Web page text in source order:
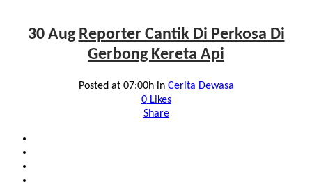
30 Aug Reporter Cantik Di Perkosa Di
Gerbong Kereta Api
Posted at 07:00hin Cerita Dewasa
0Likes
Share